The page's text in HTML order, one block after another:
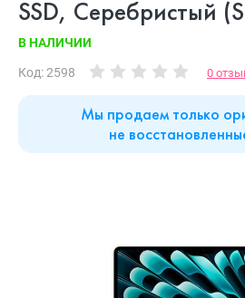
SSD, Cеребристый
В НАЛИЧИИ
Код: 2598 0
Мы продаем только
не